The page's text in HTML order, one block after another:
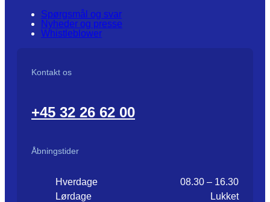
Spørgsmål og svar
Nyheder og presse
Whistleblower
Kontakt os
+45 32 26 62 00
Åbningstider
Hverdage
08.30 – 16.30
Lørdage
Lukket